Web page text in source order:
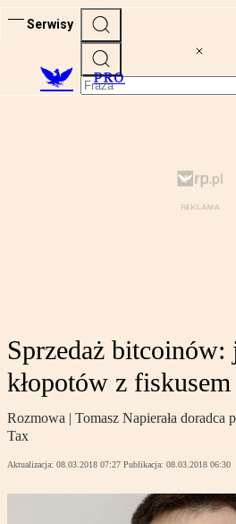
Serwisy
PRO
Sprzedaż bitcoinów:
kłopotów z fiskusem
Rozmowa | Tomasz Napierała
Tax
Aktualizacja: 08.03.2018 07:27 Publikacja: 08.03.2018 06:30